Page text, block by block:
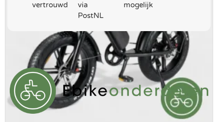
vertrouwd
via
PostNL
mogelijk